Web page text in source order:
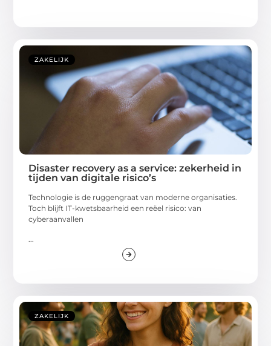
ZAKELIJK
Disaster recovery as a service: zekerheid in
tijden van digitale risico’s
Technologie is de ruggengraat van moderne organisaties.
Toch blijft IT-kwetsbaarheid een reëel risico: van
cyberaanvallen
ZAKELIJK